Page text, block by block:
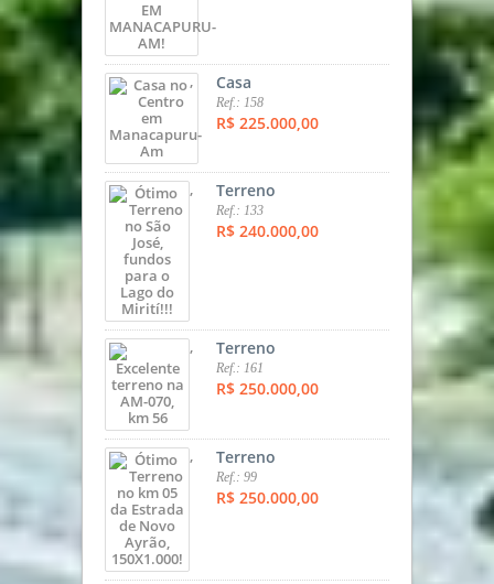
, Casa
Ref.: 158
R$ 225.000,00
, Terreno
Ref.: 133
R$ 240.000,00
, Terreno
Ref.: 161
R$ 250.000,00
, Terreno
Ref.: 99
R$ 250.000,00